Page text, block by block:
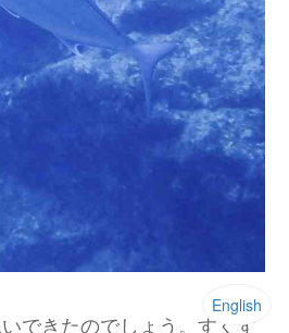
できたのでしょう。すくす
English